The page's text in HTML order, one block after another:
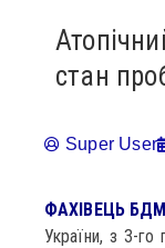
стан
Super User
ФАХІВЕЦЬ
України, з 3-го